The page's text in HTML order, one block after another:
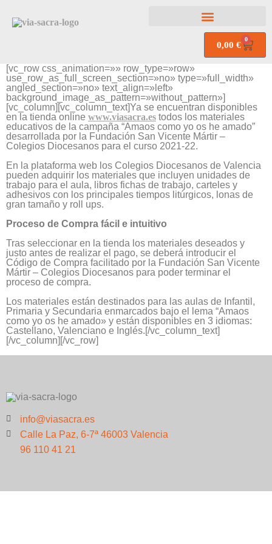
0,00 €
0
[vc_row css_animation=»» row_type=»row»
use_row_as_full_screen_section=»no» type=»full_width»
angled_section=»no» text_align=»left»
background_image_as_pattern=»without_pattern»]
[vc_column][vc_column_text]Ya se encuentran disponibles
en la tienda online www.viasacra.es todos los materiales
educativos de la campaña “Amaos como yo os he amado”
desarrollada por la Fundación San Vicente Mártir –
Colegios Diocesanos para el curso 2021-22.
En la plataforma web los Colegios Diocesanos de Valencia
pueden adquirir los materiales que incluyen unidades de
trabajo para el aula, libros fichas de trabajo, carteles y
adhesivos con los principales tiempos litúrgicos, lonas de
gran tamaño y roll ups.
Proceso de Compra fácil e intuitivo
Tras seleccionar en la tienda los materiales deseados y
justo antes de realizar el pago, se deberá introducir el
Código de Compra facilitado por la Fundación San Vicente
Mártir – Colegios Diocesanos para poder terminar el
proceso de compra.
Los materiales están destinados para las aulas de Infantil,
Primaria y Secundaria enmarcados bajo el lema “Amaos
como yo os he amado» y están disponibles en 3 idiomas:
Castellano, Valenciano e Inglés.[/vc_column_text]
[/vc_column][/vc_row]
info@viasacra.es
Calle La Paz, 6-7ª 46003 Valencia
96 110 41 21